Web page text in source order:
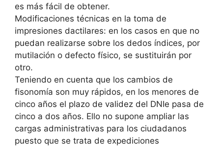
es más fácil de obtener.
Modificaciones técnicas en la toma de
impresiones dactilares: en los casos en que no
puedan realizarse sobre los dedos índices, por
mutilación o defecto físico, se sustituirán por
otro.
Teniendo en cuenta que los cambios de
fisonomía son muy rápidos, en los menores de
cinco años el plazo de validez del DNIe pasa de
cinco a dos años. Ello no supone ampliar las
cargas administrativas para los ciudadanos
puesto que se trata de expediciones